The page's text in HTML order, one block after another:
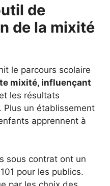
de
de la mixité
le parcours scolaire
mixité, influençant
les résultats
Plus un établissement
apprennent à
sous contrat ont un
pour les publics.